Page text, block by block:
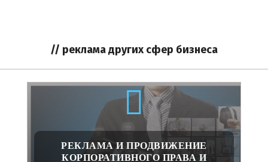
// реклама других сфер бизнеса
РЕКЛАМА И ПРОДВИЖЕНИЕ
КОРПОРАТИВНОГО ПРАВА И